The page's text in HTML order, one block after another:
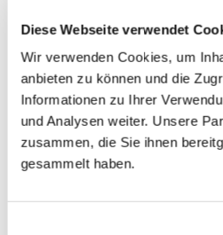
Diese Webseite verwendet
Wir verwenden Cookies, um
anbieten zu können und die
Informationen zu Ihrer
und Analysen weiter. Unsere
zusammen, die Sie ihnen
gesammelt haben.
Radlagern & Naben
0Produkte verfügbar
Räder und Zubehör
0Produkte verfügbar
Spurverbreiterungen
0Produkte
Radmuttern
0Produkte verfügbar